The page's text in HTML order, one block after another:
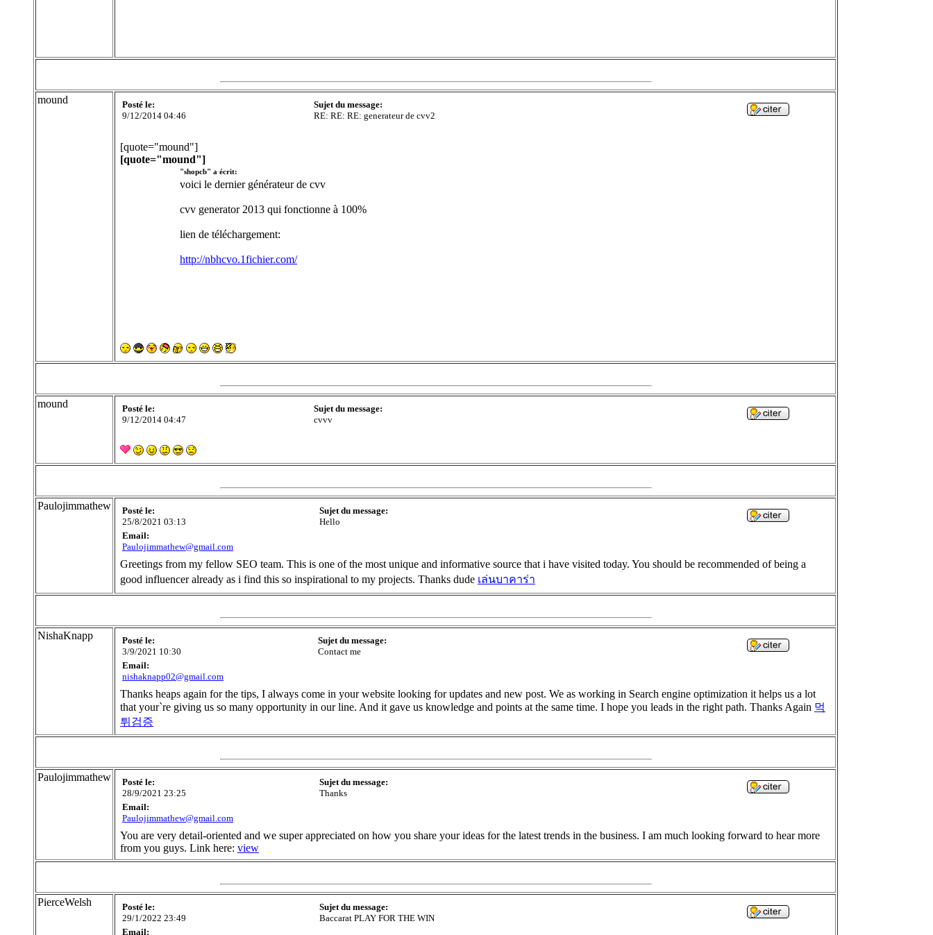
mound
Posté le:
9/12/2014 04:46
Sujet du message:
RE: RE: RE: generateur de cvv2
[quote="mound"]
[quote="mound"]
"shopcb" a écrit:
voici le dernier générateur de cvv
cvv generator 2013 qui fonctionne à 100%
lien de téléchargement:
http://nbhcvo.1fichier.com/
mound
Posté le:
9/12/2014 04:47
Sujet du message:
cvvv
Paulojimmathew
Posté le:
25/8/2021 03:13
Sujet du message:
Hello
Email:
Paulojimmathew@gmail.com
Greetings from my fellow SEO team. This is one of the most unique and informative source that i have visited today. You should be recommended of being a
good influencer already as i find this so inspirational to my projects. Thanks dude เล่นบาคาร่า
NishaKnapp
Posté le:
3/9/2021 10:30
Sujet du message:
Contact me
Email:
nishaknapp02@gmail.com
Thanks heaps again for the tips, I always come in your website looking for updates and new post. We as working in Search engine optimization it helps us a lot
that your`re giving us so many opportunity in our line. And it gave us knowledge and points at the same time. I hope you leads in the right path. Thanks Again 먹
튀검증
Paulojimmathew
Posté le:
28/9/2021 23:25
Sujet du message:
Thanks
Email:
Paulojimmathew@gmail.com
You are very detail-oriented and we super appreciated on how you share your ideas for the latest trends in the business. I am much looking forward to hear more
from you guys. Link here: view
PierceWelsh
Posté le:
29/1/2022 23:49
Sujet du message:
Baccarat PLAY FOR THE WIN
Email: